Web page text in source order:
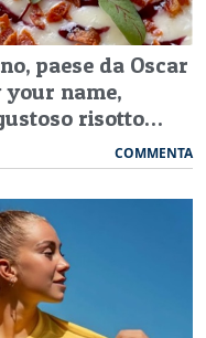
paese da Oscar
your name,
risotto…
COMMENTA